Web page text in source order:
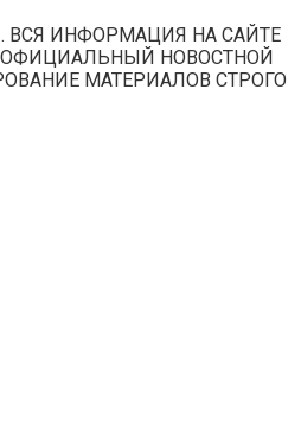
ВСЯ ИНФОРМАЦИЯ НА САЙТЕ
ОФИЦИАЛЬНЫЙ НОВОСТНОЙ
МАТЕРИАЛОВ СТРОГО